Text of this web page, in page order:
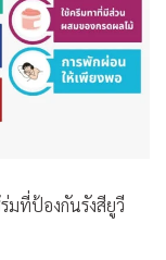
มที่ป้องกันรังสียูวี